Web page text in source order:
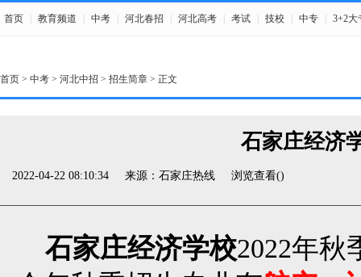
首页 教育频道 中考 河北春招 河北高考 考试 技校 中专 3+2大
首页 > 中考 > 河北中招 > 招生简章 > 正文
石家庄经济
2022-04-22 08:10:34 来源：石家庄热线 浏览查看()
石家庄经济学校2022年秋